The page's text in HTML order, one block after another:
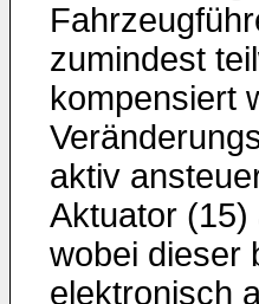
zumindest
kompensiert
aktiv
Aktuator (15)
wobei dieser
elektronisch